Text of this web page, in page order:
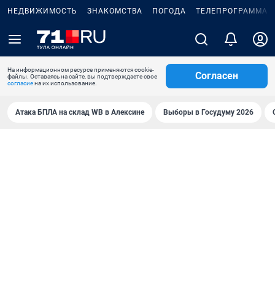
НЕДВИЖИМОСТЬ ЗНАКОМСТВА ПОГОДА ТЕЛЕПРОГРАММА
На информационном ресурсе применяются cookie-
файлы. Оставаясь на сайте, вы подтверждаете свое
согласиена их использование.
Согласен
Атака БПЛА на склад WB в Алексине Выборы в Госудуму 2026